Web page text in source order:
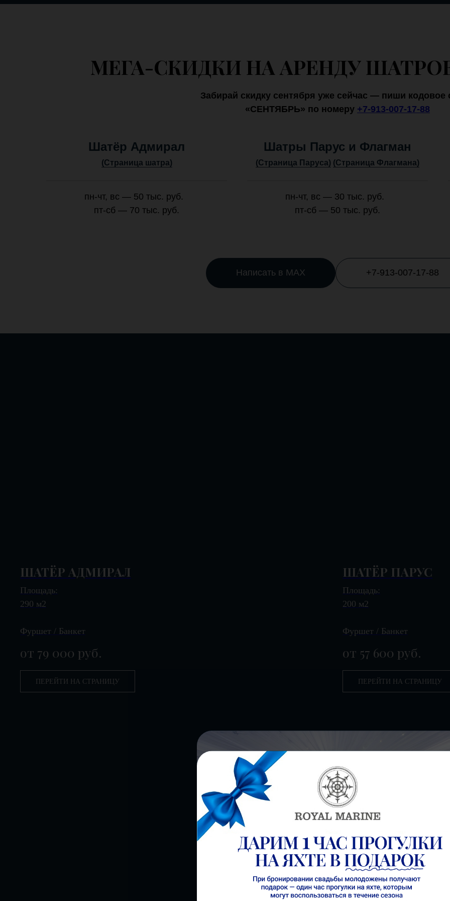
МЕГА-СКИДКИ НА АРЕНДУ
Забирай скидку сентября уже сейчас — пиши кодовое
«СЕНТЯБРЬ» по номеру +7-913-007-17-88
Шатёр Адмирал
(Страница шатра)
пн-чт, вс — 50 тыс. руб.
пт-сб — 70 тыс. руб.
Шатры Парус и Флагман
(Страница Паруса) (Страница Флагмана)
пн-чт, вс — 30 тыс. руб.
пт-сб — 50 тыс. руб.
Написать в MAX +7-913-007-17-88
ШАТЁР АДМИРАЛ
Площадь:
290 м2
Фуршет / Банкет
от 79 000 руб.
ПЕРЕЙТИ НА СТРАНИЦУ
ШАТЁР ПАРУС
Площадь:
200 м2
Фуршет / Банкет
от 57 600 руб.
ПЕРЕЙТИ НА СТРАНИЦУ